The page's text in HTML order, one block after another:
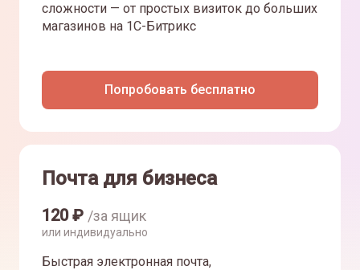
сложности — от простых визиток до больших
магазинов на 1С-Битрикс
Попробовать бесплатно
Почта для бизнеса
120₽ /за ящик
или индивидуально
Быстрая электронная почта,